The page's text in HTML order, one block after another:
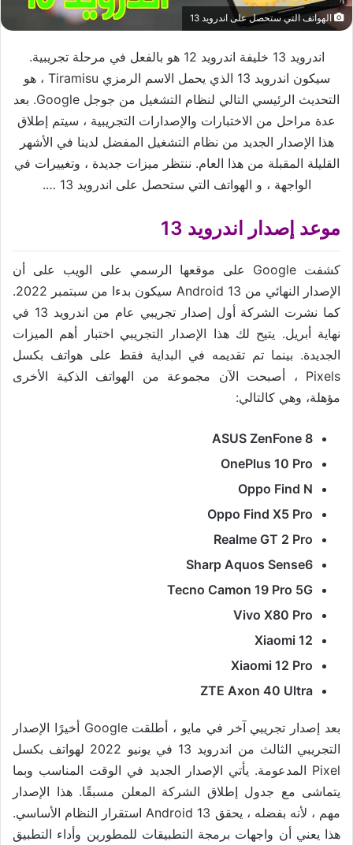
الهواتف التي ستحصل على اندرويد 13
اندرويد 13 خليفة اندرويد 12 هو بالفعل في مرحلة تجريبية.
سيكون اندرويد 13 الذي يحمل الاسم الرمزي Tiramisu ، هو
التحديث الرئيسي التالي لنظام التشغيل من جوجل Google. بعد
عدة مراحل من الاختبارات والإصدارات التجريبية ، سيتم إطلاق
هذا الإصدار الجديد من نظام التشغيل المفضل لدينا في الأشهر
القليلة المقبلة من هذا العام. ننتظر ميزات جديدة ، وتغييرات في
الواجهة ، و الهواتف التي ستحصل على اندرويد 13 ….
موعد إصدار اندرويد 13
كشفت Google على موقعها الرسمي على الويب على أن
الإصدار النهائي من Android 13 سيكون بدءا من سبتمبر 2022.
كما نشرت الشركة أول إصدار تجريبي عام من اندرويد 13 في
نهاية أبريل. يتيح لك هذا الإصدار التجريبي اختبار أهم الميزات
الجديدة. بينما تم تقديمه في البداية فقط على هواتف بكسل
Pixels ، أصبحت الآن مجموعة من الهواتف الذكية الأخرى
مؤهلة، وهي كالتالي:
ASUS ZenFone 8
OnePlus 10 Pro
Oppo Find N
Oppo Find X5 Pro
Realme GT 2 Pro
Sharp Aquos Sense6
Tecno Camon 19 Pro 5G
Vivo X80 Pro
Xiaomi 12
Xiaomi 12 Pro
ZTE Axon 40 Ultra
بعد إصدار تجريبي آخر في مايو ، أطلقت Google أخيرًا الإصدار
التجريبي الثالث من اندرويد 13 في يونيو 2022 لهواتف بكسل
Pixel المدعومة. يأتي الإصدار الجديد في الوقت المناسب وبما
يتماشى مع جدول إطلاق الشركة المعلن مسبقًا. هذا الإصدار
مهم ، لأنه بفضله ، يحقق Android 13 استقرار النظام الأساسي.
هذا يعني أن واجهات برمجة التطبيقات للمطورين وأداء التطبيق